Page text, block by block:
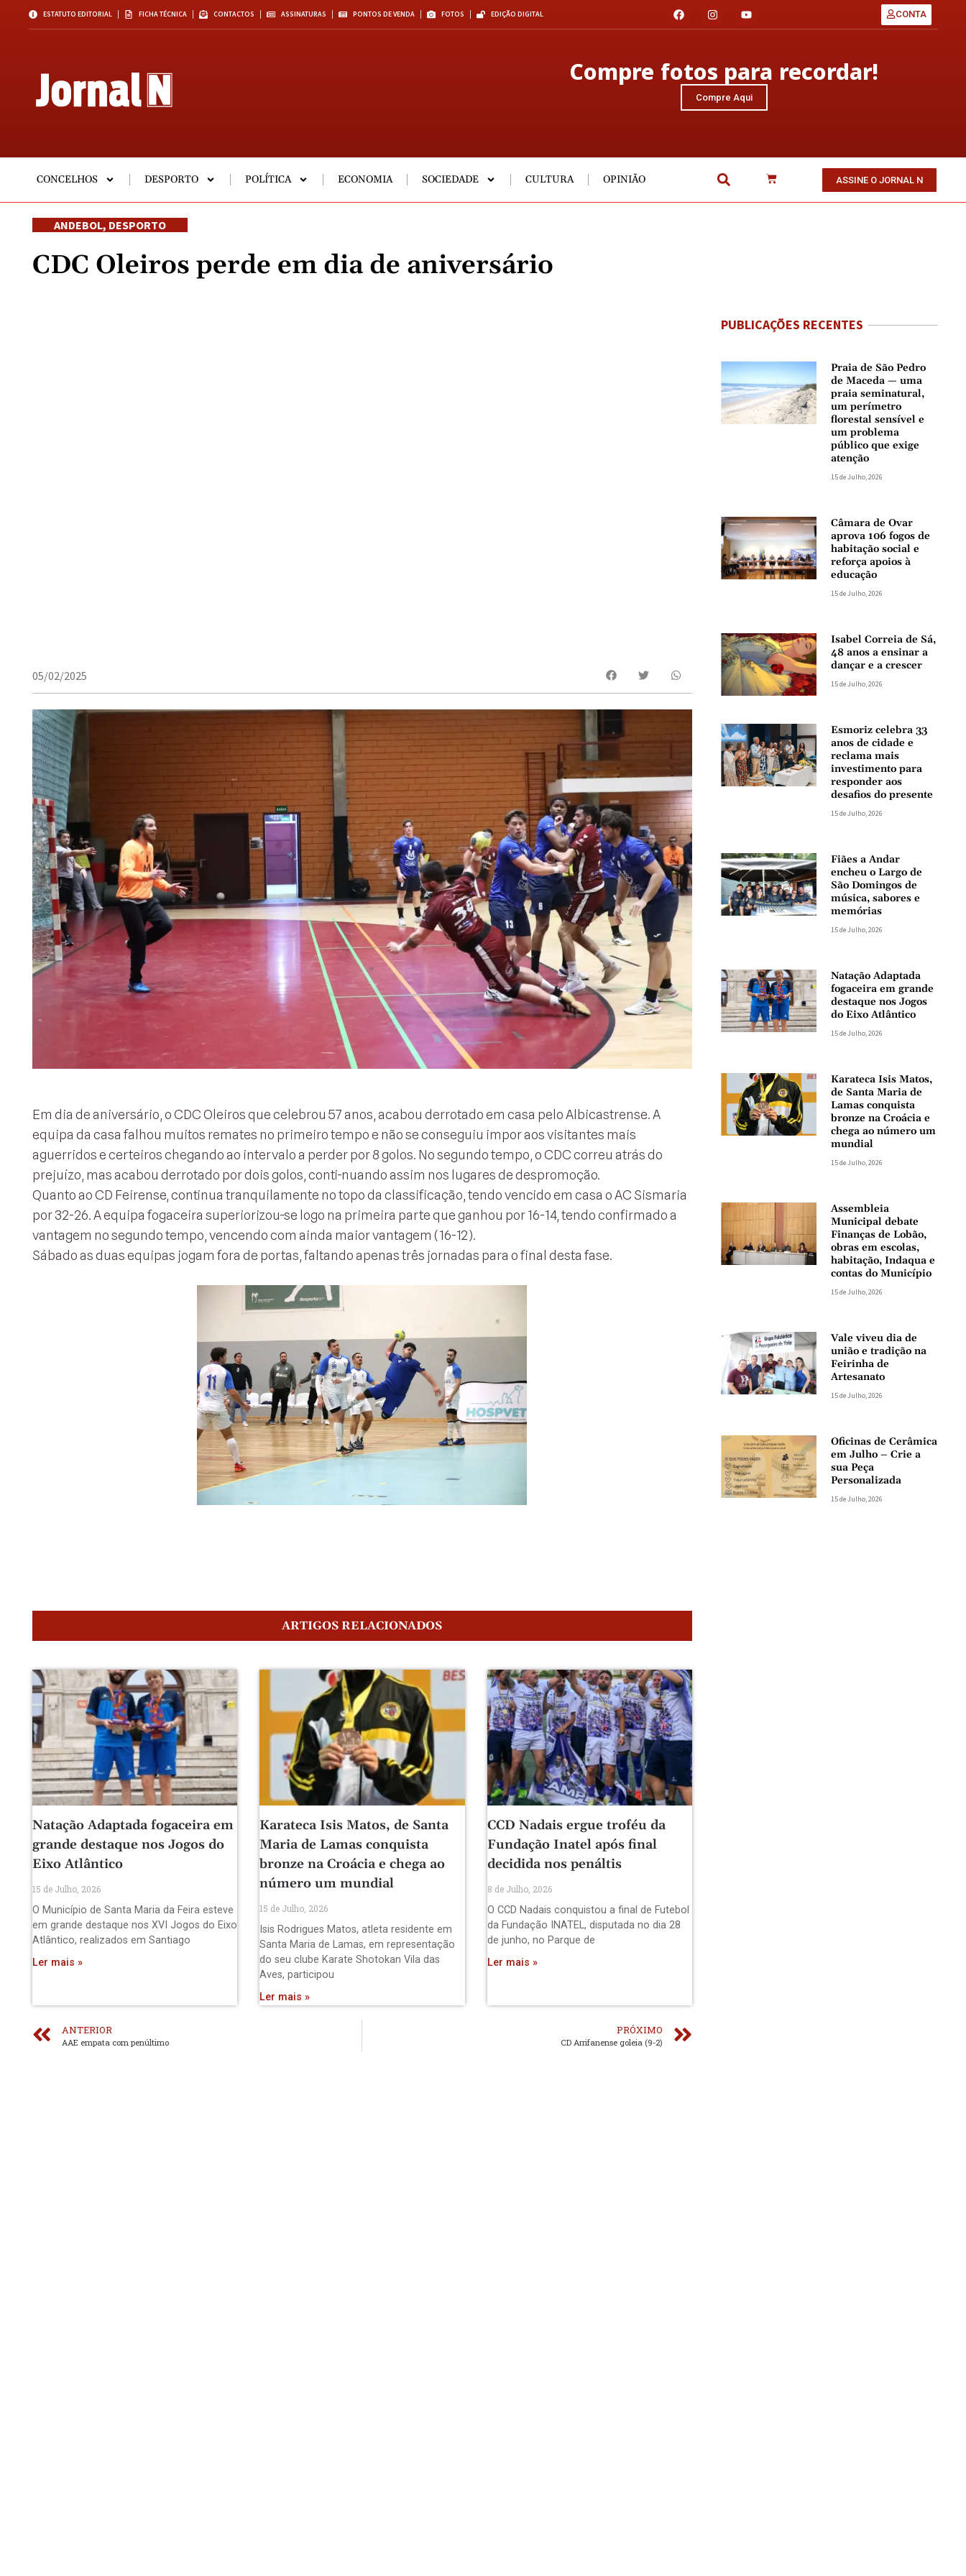
ESTATUTO EDITORIAL FICHA TÉCNICA CONTACTOS ASSINATURAS PONTOS DE VENDA FOTOS EDIÇÃO DIGITAL CONTA
Compre fotos para recordar!
Compre Aqui
CONCELHOS DESPORTO POLÍTICA ECONOMIA SOCIEDADE CULTURA OPINIÃO ASSINE O JORNAL N
ANDEBOL, DESPORTO
CDC Oleiros perde em dia de aniversário
05/02/2025
Em dia de aniversário, o CDC Oleiros que celebrou 57 anos, acabou derrotado em casa pelo Albicastrense. A
equipa da casa falhou muitos remates no primeiro tempo e não se conseguiu impor aos visitantes mais
aguerridos e certeiros chegando ao intervalo a perder por 8 golos. No segundo tempo, o CDC correu atrás do
prejuízo, mas acabou derrotado por dois golos, conti-nuando assim nos lugares de despromoção.
Quanto ao CD Feirense, continua tranquilamente no topo da classificação, tendo vencido em casa o AC Sismaria
por 32-26. A equipa fogaceira superiorizou-se logo na primeira parte que ganhou por 16-14, tendo confirmado a
vantagem no segundo tempo, vencendo com ainda maior vantagem (16-12).
Sábado as duas equipas jogam fora de portas, faltando apenas três jornadas para o final desta fase.
ARTIGOS RELACIONADOS
Natação Adaptada fogaceira em
grande destaque nos Jogos do
Eixo Atlântico
15 de Julho, 2026
O Município de Santa Maria da Feira esteve
em grande destaque nos XVI Jogos do Eixo
Atlântico, realizados em Santiago
Ler mais »
Karateca Isis Matos, de Santa
Maria de Lamas conquista
bronze na Croácia e chega ao
número um mundial
15 de Julho, 2026
Isis Rodrigues Matos, atleta residente em
Santa Maria de Lamas, em representação
do seu clube Karate Shotokan Vila das
Aves, participou
Ler mais »
CCD Nadais ergue troféu da
Fundação Inatel após final
decidida nos penáltis
8 de Julho, 2026
O CCD Nadais conquistou a final de Futebol
da Fundação INATEL, disputada no dia 28
de junho, no Parque de
Ler mais »
ANTERIOR
AAE empata com penúltimo
PRÓXIMO
CD Arrifanense goleia (9-2)
PUBLICAÇÕES RECENTES
Praia de São Pedro
de Maceda — uma
praia seminatural,
um perímetro
florestal sensível e
um problema
público que exige
atenção
15 de Julho, 2026
Câmara de Ovar
aprova 106 fogos de
habitação social e
reforça apoios à
educação
15 de Julho, 2026
Isabel Correia de Sá,
48 anos a ensinar a
dançar e a crescer
15 de Julho, 2026
Esmoriz celebra 33
anos de cidade e
reclama mais
investimento para
responder aos
desafios do presente
15 de Julho, 2026
Fiães a Andar
encheu o Largo de
São Domingos de
música, sabores e
memórias
15 de Julho, 2026
Natação Adaptada
fogaceira em grande
destaque nos Jogos
do Eixo Atlântico
15 de Julho, 2026
Karateca Isis Matos,
de Santa Maria de
Lamas conquista
bronze na Croácia e
chega ao número um
mundial
15 de Julho, 2026
Assembleia
Municipal debate
Finanças de Lobão,
obras em escolas,
habitação, Indaqua e
contas do Município
15 de Julho, 2026
Vale viveu dia de
união e tradição na
Feirinha de
Artesanato
15 de Julho, 2026
Oficinas de Cerâmica
em Julho – Crie a
sua Peça
Personalizada
15 de Julho, 2026